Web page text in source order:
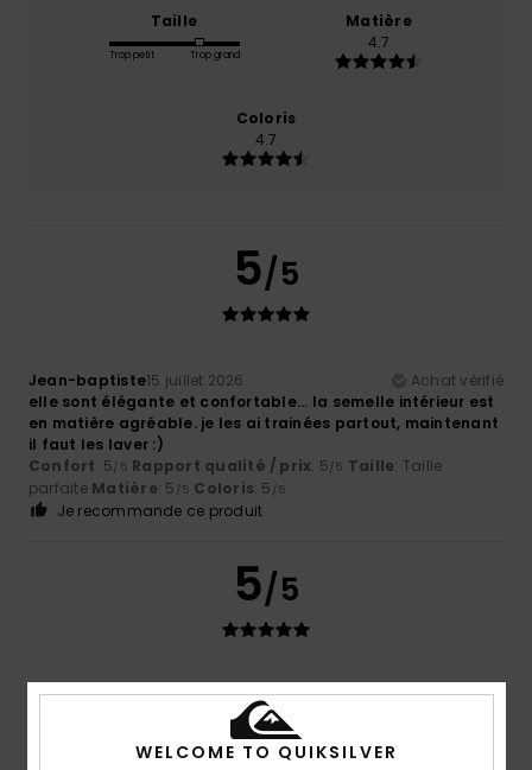
Taille
Trop petit Trop grand
Matière
4.7
Coloris
4.7
5/5
Jean-baptiste15 juillet 2026
Achat vérifié
elle sont élégante et confortable... la semelle intérieur est
en matière agréable. je les ai trainées partout, maintenant
il faut les laver :)
Confort: 5/5 Rapport qualité / prix: 5/5 Taille: Taille
parfaite Matière: 5 /5 Coloris: 5 /5
Je recommande ce produit
5/5
Pedro15 juillet 2026
Achat vérifié
Un rapport qualité-prix parfait
Afficher original - Castellano
Rapport qualité / prix
WELCOME TO QUIKSILVER